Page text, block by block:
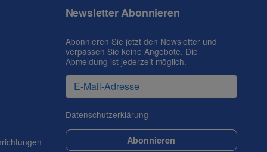
Newsletter Abonnieren
Abonnieren Sie jetzt den Newsletter und
verpassen Sie keine Angebote. Die
Abmeldung ist jederzeit möglich.
Datenschutzerklärung
Abonnieren